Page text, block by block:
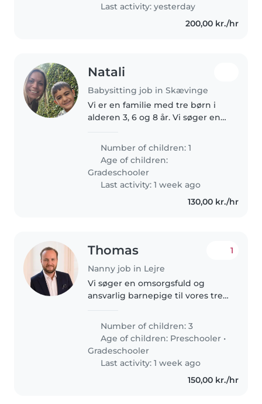
Last activity: yesterday
200,00 kr./hr
Natali
Babysitting job in Skævinge
Vi er en familie med tre børn i
alderen 3, 6 og 8 år. Vi søger en
med vores søn på 6,5 år. Han har
skolevægring og går i 0.kl. Vi
søger en, som kan være..
Number of children: 1
Age of children:
Gradeschooler
Last activity: 1 week ago
130,00 kr./hr
Thomas
Nanny job in Lejre
1
Vi søger en omsorgsfuld og
ansvarlig barnepige til vores tre
Hun skal være dygtig til
madlavning og lektiehjælp.
Hører gerne..
Number of children: 3
Age of children: Preschooler •
Gradeschooler
Last activity: 1 week ago
150,00 kr./hr